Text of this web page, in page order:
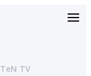
TeN TV